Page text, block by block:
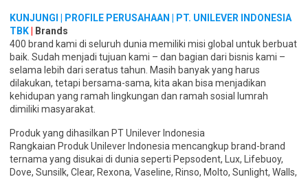
KUNJUNGI | PROFILE PERUSAHAAN | PT. UNILEVER INDONESIA
TBK
Brands
400 brand kami di seluruh dunia memiliki misi global untuk berbuat
baik. Sudah menjadi tujuan kami – dan bagian dari bisnis kami –
selama lebih dari seratus tahun. Masih banyak yang harus
dilakukan, tetapi bersama-sama, kita akan bisa menjadikan
kehidupan yang ramah lingkungan dan ramah sosial lumrah
dimiliki masyarakat.
Produk yang dihasilkan PT Unilever Indonesia
Rangkaian Produk Unilever Indonesia mencangkup brand-brand
ternama yang disukai di dunia seperti Pepsodent, Lux, Lifebuoy,
Dove, Sunsilk, Clear, Rexona, Vaseline, Rinso, Molto, Sunlight, Walls,